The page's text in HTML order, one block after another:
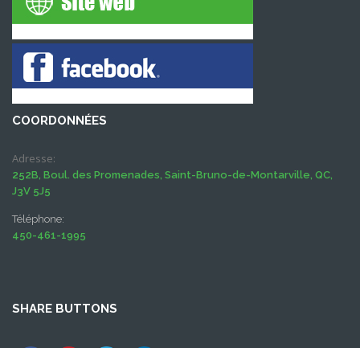
COORDONNÉES
Adresse:
252B, Boul. des Promenades, Saint-Bruno-de-Montarville, QC,
J3V 5J5
Téléphone:
450-461-1995
SHARE BUTTONS